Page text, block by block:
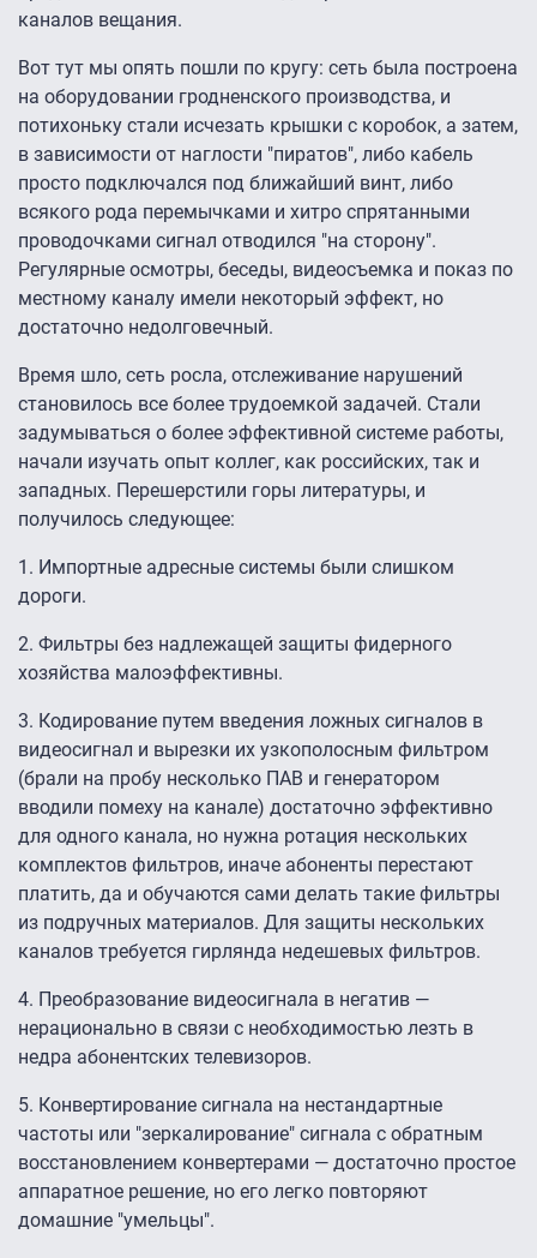
каналов вещания.
Вот тут мы опять пошли по кругу: сеть была построена
на оборудовании гродненского производства, и
потихоньку стали исчезать крышки с коробок, а затем,
в зависимости от наглости "пиратов", либо кабель
просто подключался под ближайший винт, либо
всякого рода перемычками и хитро спрятанными
проводочками сигнал отводился "на сторону".
Регулярные осмотры, беседы, видеосъемка и показ по
местному каналу имели некоторый эффект, но
достаточно недолговечный.
Время шло, сеть росла, отслеживание нарушений
становилось все более трудоемкой задачей. Стали
задумываться о более эффективной системе работы,
начали изучать опыт коллег, как российских, так и
западных. Перешерстили горы литературы, и
получилось следующее:
1. Импортные адресные системы были слишком
дороги.
2. Фильтры без надлежащей защиты фидерного
хозяйства малоэффективны.
3. Кодирование путем введения ложных сигналов в
видеосигнал и вырезки их узкополосным фильтром
(брали на пробу несколько ПАВ и генератором
вводили помеху на канале) достаточно эффективно
для одного канала, но нужна ротация нескольких
комплектов фильтров, иначе абоненты перестают
платить, да и обучаются сами делать такие фильтры
из подручных материалов. Для защиты нескольких
каналов требуется гирлянда недешевых фильтров.
4. Преобразование видеосигнала в негатив —
нерационально в связи с необходимостью лезть в
недра абонентских телевизоров.
5. Конвертирование сигнала на нестандартные
частоты или "зеркалирование" сигнала с обратным
восстановлением конвертерами — достаточно простое
аппаратное решение, но его легко повторяют
домашние "умельцы".